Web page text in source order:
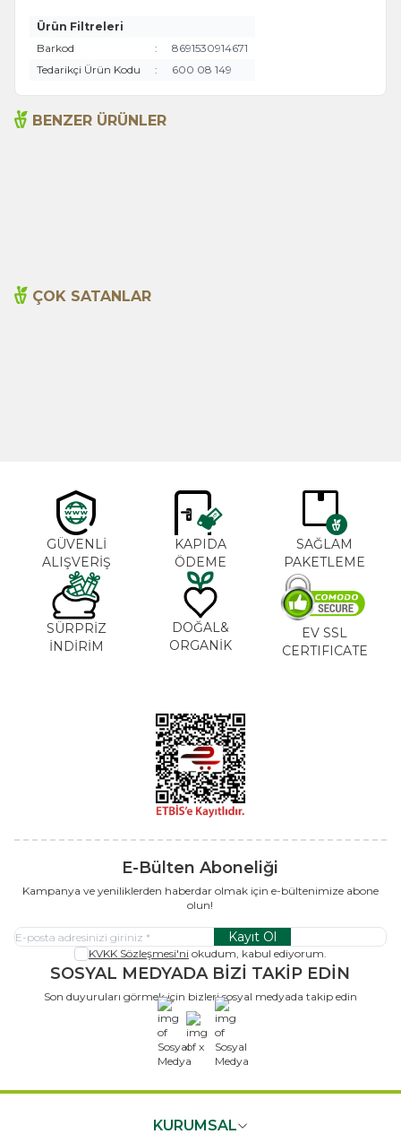
Ürün Filtreleri
Barkod
:
8691530914671
Tedarikçi Ürün Kodu
: 600 08 149
BENZER ÜRÜNLER
ÇOK SATANLAR
GÜVENLİ
ALIŞVERİŞ
KAPIDA
ÖDEME
SAĞLAM
PAKETLEME
SÜRPRİZ
İNDİRİM
DOĞAL&
ORGANİK
EV SSL
CERTIFICATE
E-Bülten Aboneliği
Kampanya ve yeniliklerden haberdar olmak için e-bültenimize abone
olun!
Kayıt Ol
KVKK Sözleşmesi'ni okudum, kabul ediyorum.
SOSYAL MEDYADA BİZİ TAKİP EDİN
Son duyuruları görmek için bizleri sosyal medyada takip edin
x
KURUMSAL